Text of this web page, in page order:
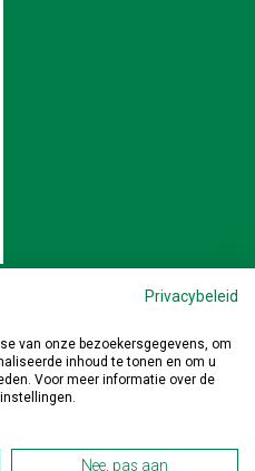
| Postbus 64 4190 CB
|info@veiligslopen.nl
Privacybeleid
van onze bezoekersgegevens, om
inhoud te tonen en om u
Voor meer informatie over de
Nee, pas aan